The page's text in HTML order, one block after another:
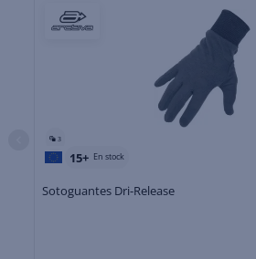
3
15+ En stock
Sotoguantes Dri-Release